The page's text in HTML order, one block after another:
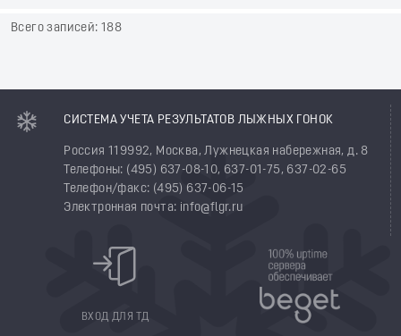
Всего записей: 188
СИСТЕМА УЧЕТА РЕЗУЛЬТАТОВ ЛЫЖНЫХ ГОНОК
Россия 119992, Москва, Лужнецкая набережная, д. 8
Телефоны: (495) 637-08-10, 637-01-75, 637-02-65
Телефон/факс: (495) 637-06-15
Электронная почта: info@flgr.ru
ВХОД ДЛЯ ТД